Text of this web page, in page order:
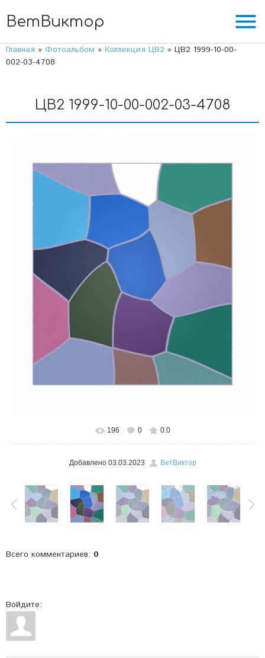
ВетВиктор menu
Главная » Фотоальбом » Коллекция ЦВ2 » ЦВ2 1999-10-00-
002-03-4708
ЦВ2 1999-10-00-002-03-4708
В реальном размере 526x600
196 0 0.0
Добавлено03.03.2023 ВетВиктор
Всего комментариев: 0
Войдите: